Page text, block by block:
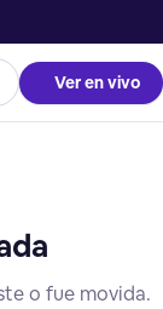
Ver en vivo
o fue movida.